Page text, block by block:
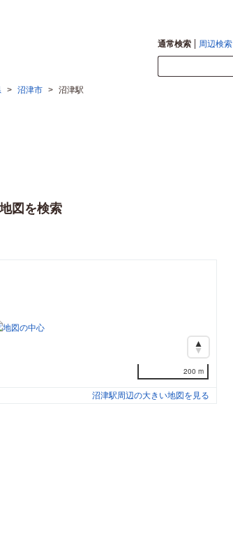
通常検索 周辺検索
> 沼津市 > 沼津駅
図を検索
200 m
沼津駅周辺の大きい地図を見る